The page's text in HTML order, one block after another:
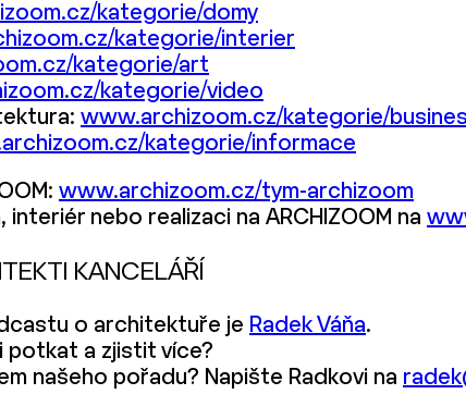
kategorie/domy
kategorie/interier
kategorie/art
kategorie/video
www.archizoom.cz/kategorie/
kategorie/informace
www.archizoom.cz/tym-archizoom
interiér nebo realizaci na ARCHIZOOM na
KANCELÁŘÍ
o architektuře je Radek Váňa.
potkat a zjistit více?
našeho pořadu? Napište Radkovi na